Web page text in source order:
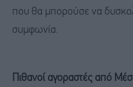
που θα μπορούσε να
συμφωνία.
Πιθανοί αγοραστές από